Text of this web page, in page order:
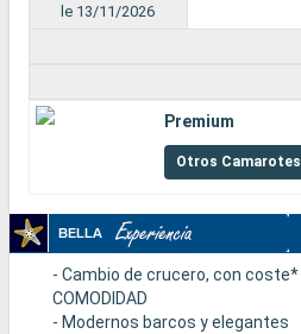
le 13/11/2026
Premium
Otros Camarotes
- Cambio de crucero, con coste*
COMODIDAD
- Modernos barcos y elegantes